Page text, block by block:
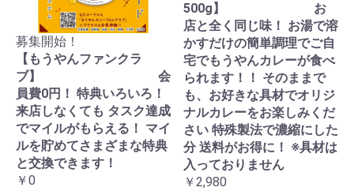
募集開始！
【もうやんファンクラ
ブ】 会
員費0円！ 特典いろいろ！
来店しなくても タスク達成
でマイルがもらえる！ マイ
ルを貯めてさまざまな特典
と交換できます！
￥0
500g】 お
店と全く同じ味！ お湯で溶
かすだけの簡単調理でご自
宅でもうやんカレーが食べ
られます！！ そのままで
も、お好きな具材でオリジ
ナルカレーをお楽しみくだ
さい 特殊製法で濃縮にした
分 送料がお得に！ ※具材は
入っておりません
￥2,980